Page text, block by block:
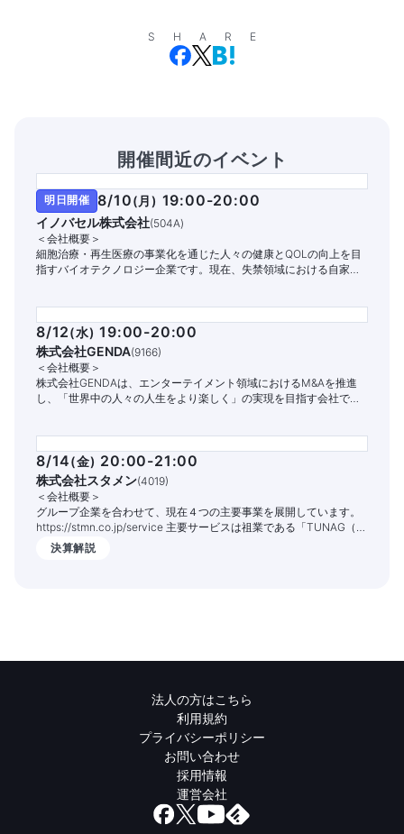
SHARE
開催間近のイベント
明日開催 8/10( 月) 19:00-20:00
イノバセル株式会社(504A)
＜会社概要＞
細胞治療・再生医療の事業化を通じた人々の健康とQOLの向上を目
指すバイオテクノロジー企業です。現在、失禁領域における自家細
8/12(水) 19:00-20:00
株式会社GENDA(9166)
＜会社概要＞
株式会社GENDAは、エンターテイメント領域におけるM&Aを推進
し、「世界中の人々の人生をより楽しく」の実現を目指す会社で
8/14(金) 20:00-21:00
株式会社スタメン(4019)
＜会社概要＞
グループ企業を合わせて、現在４つの主要事業を展開しています。
https://stmn.co.jp/service 主要サービスは祖業である「TUNAG（ツ
ナグ）」という組織エンゲージメントを高めるITサービスです。
1,400社以上の企業様でご活用いただいており、従業員の定着率向上
決算解説
法人の方はこちら
利用規約
プライバシーポリシー
お問い合わせ
採用情報
運営会社